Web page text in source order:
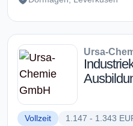
Ursa-
Vollzeit 1.147 - 1.343